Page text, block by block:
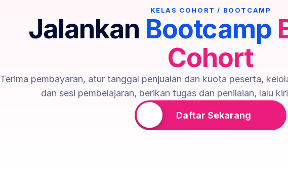
KELAS COHORT / BOOTCAMP
Jalankan Bootcamp
Cohort
Terima pembayaran, atur tanggal penjualan dan kuota peserta,
dan sesi pembelajaran, berikan tugas dan penilaian, lalu
Daftar Sekarang